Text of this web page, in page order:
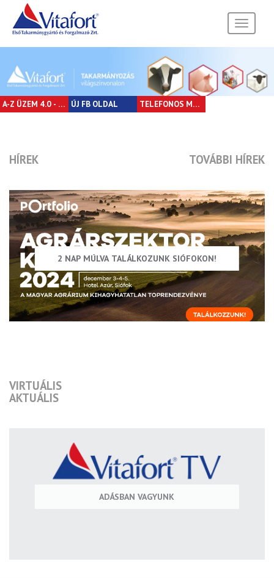
Toggle
A-Z ÜZEM 4.0 - LÉPÉSRŐL LÉPÉSRE
ÚJ FB OLDAL TELEFONOS MEGRENDELÉSEK
HÍREK TOVÁBBI HÍREK
2 NAP MÚLVA TALÁLKOZUNK SIÓFOKON!
VIRTUÁLIS
AKTUÁLIS
ADÁSBAN VAGYUNK